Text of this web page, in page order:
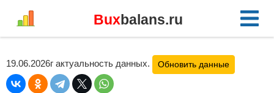
Buxbalans.ru
19.06.2026г актуальность данных. Обновить данные